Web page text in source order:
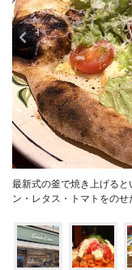
最新式の釜で焼き上げる
ン・レタス・トマトをのせ